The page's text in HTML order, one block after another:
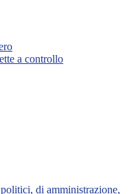
a controllo
di amministrazione,